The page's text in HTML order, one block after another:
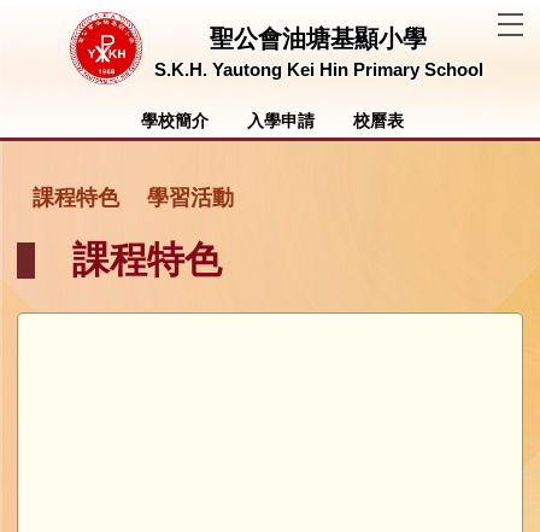
聖公會油塘基顯小學
S.K.H. Yautong Kei Hin Primary School
學校簡介 入學申請 校曆表
課程特色 學習活動
課程特色